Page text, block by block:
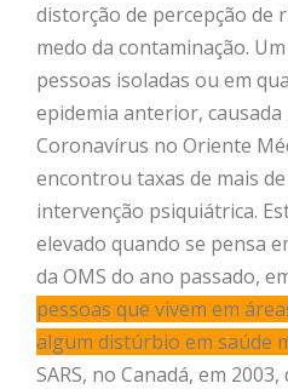
distorção de percepção de
medo da contaminação.
pessoas isoladas ou em
epidemia anterior,
Coronavírus no Oriente
encontrou taxas de mais
intervenção psiquiátrica.
elevado quando se pensa
da OMS do ano passado,
pessoas que vivem em
algum distúrbio em saúde
SARS, no Canadá, em